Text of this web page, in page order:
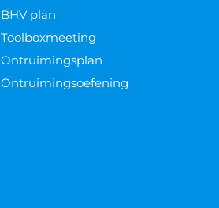
BHV plan
Toolboxmeeting
Ontruimingsplan
Ontruimingsoefening